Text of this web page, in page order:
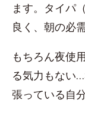
ます。タイパ
良く、朝の必
もちろん夜使
る気力もない
張っている自